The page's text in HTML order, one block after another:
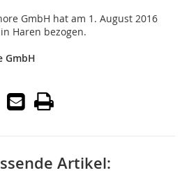
GmbH hat am 1. August 2016
Haren bezogen.
GmbH
Artikel: